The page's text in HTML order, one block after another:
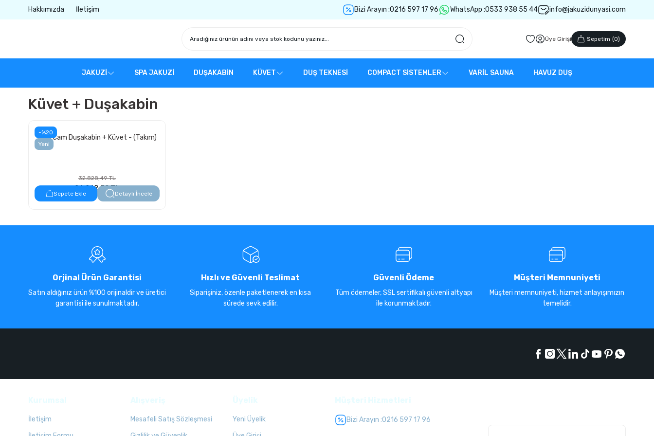
Hakkımızda İletişim Bizi Arayın :0216 597 17 96 WhatsApp :0533 938 55 44 info@jakuzidunyasi.com
Üye Girişi Sepetim (0)
JAKUZİ SPA JAKUZİ DUŞAKABİN KÜVET DUŞ TEKNESİ COMPACT SİSTEMLER VARİL SAUNA HAVUZ DUŞ
Küvet + Duşakabin
-%20
Yeni
Oval Cam Duşakabin + Küvet - (Takım)
32.828,49 TL
26.262,79 TL
Sepete Ekle Detaylı İncele
Orjinal Ürün Garantisi
Satın aldığınız ürün %100 orijinaldir ve üretici
garantisi ile sunulmaktadır.
Hızlı ve Güvenli Teslimat
Siparişiniz, özenle paketlenerek en kısa
sürede sevk edilir.
Güvenli Ödeme
Tüm ödemeler, SSL sertifikalı güvenli altyapı
ile korunmaktadır.
Müşteri Memnuniyeti
Müşteri memnuniyeti, hizmet anlayışımızın
temelidir.
İletişim
Mesafeli Satış Sözleşmesi
Yeni Üyelik
Bizi Arayın :0216 597 17 96